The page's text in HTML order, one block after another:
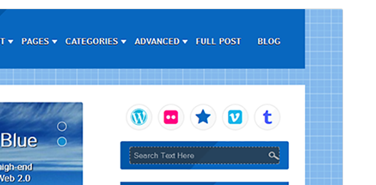
Versão
Instalações ativas
30+
Versão do WordPress
5.0
Página inicial do tema